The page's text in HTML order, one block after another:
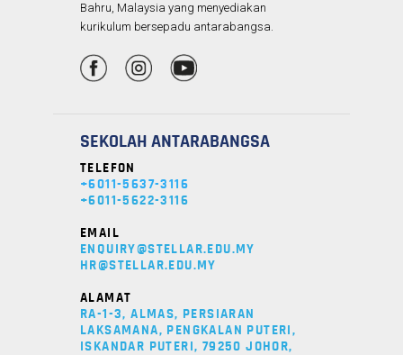
Bahru, Malaysia yang menyediakan
kurikulum bersepadu antarabangsa.
SEKOLAH ANTARABANGSA
TELEFON
+6011-5637-3116
+6011-5622-3116
EMAIL
ENQUIRY@STELLAR.EDU.MY
HR@STELLAR.EDU.MY
ALAMAT
RA-1-3, ALMAS, PERSIARAN
LAKSAMANA, PENGKALAN PUTERI,
ISKANDAR PUTERI, 79250 JOHOR,